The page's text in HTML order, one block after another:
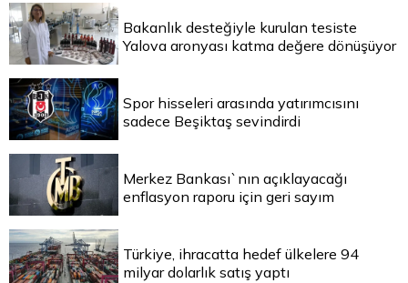
Bakanlık desteğiyle kurulan tesiste
Yalova aronyası katma değere dönüşüyor
Spor hisseleri arasında yatırımcısını
sadece Beşiktaş sevindirdi
Merkez Bankası`nın açıklayacağı
enflasyon raporu için geri sayım
Türkiye, ihracatta hedef ülkelere 94
milyar dolarlık satış yaptı